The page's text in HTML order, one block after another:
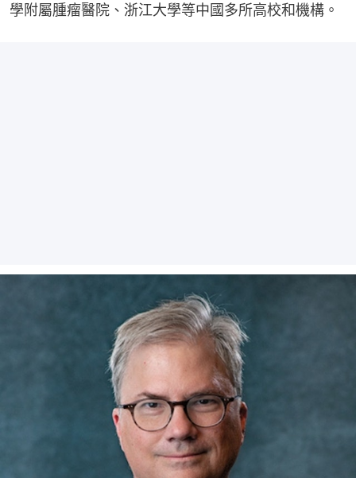
學附屬腫瘤醫院、浙江大學等中國多所高校和機構。